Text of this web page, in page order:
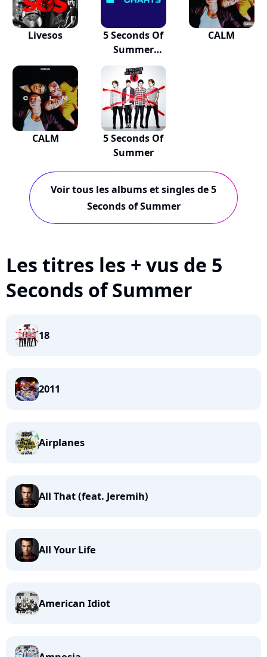
Livesos
5 Seconds Of
Summer
(version...
CALM
CALM
5 Seconds Of
Summer
Voir tous les albums et singles de 5
Seconds of Summer
Les titres les + vus de 5
Seconds of Summer
18
2011
Airplanes
All That (feat. Jeremih)
All Your Life
American Idiot